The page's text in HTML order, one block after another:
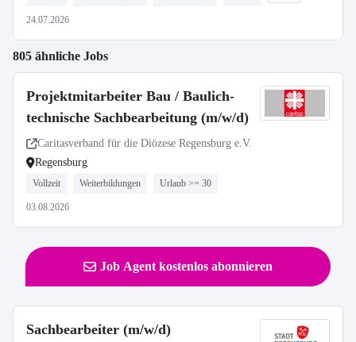
24.07.2026
805 ähnliche Jobs
Projektmitarbeiter Bau / Baulich-
technische Sachbearbeitung (m/w/d)
Caritasverband für die Diözese Regensburg e.V.
Regensburg
Vollzeit Weiterbildungen Urlaub >= 30
03.08.2026
Job Agent kostenlos abonnieren
Sachbearbeiter (m/w/d)